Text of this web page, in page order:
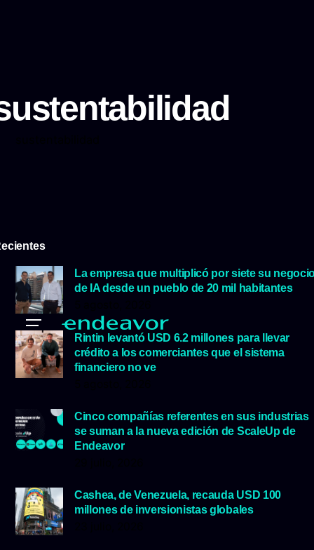
La empresa que multiplicó por siete su
de IA desde un pueblo de 20 mil habitantes
Rintin levantó USD 6.2 millones para llevar
crédito a los comerciantes que el sistema
financiero no ve
Cinco compañías referentes en sus industrias
se suman a la nueva edición de ScaleUp de
Endeavor
Cashea, de Venezuela, recauda USD 100
millones de inversionistas globales